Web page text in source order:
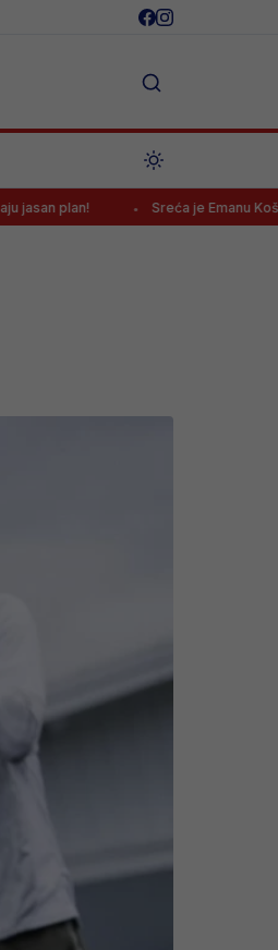
Sreća je Emanu Košpi ponovo